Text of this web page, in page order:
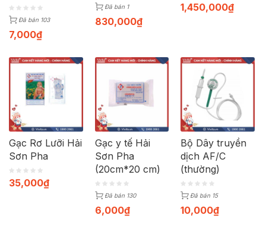
Đã bán 103
7,000₫
Đã bán 1
830,000₫
1,450,000₫
Gạc Rơ Lưỡi Hải
Sơn Pha
35,000₫
Gạc y tế Hải
Sơn Pha
(20cm*20 cm)
Đã bán 130
6,000₫
Bộ Dây truyền
dịch AF/C
(thường)
Đã bán 15
10,000₫